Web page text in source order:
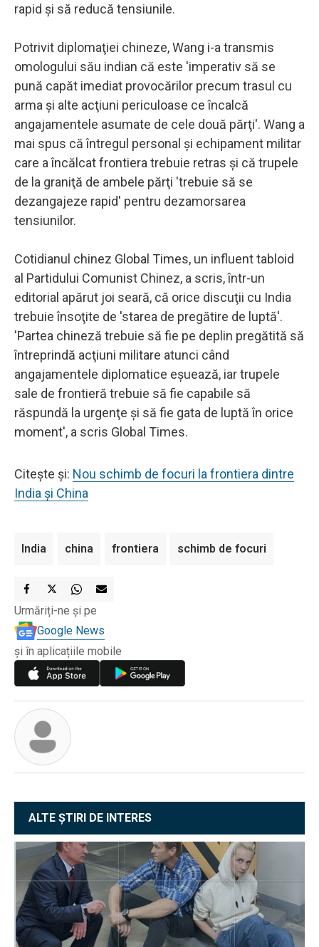
rapid şi să reducă tensiunile.
Potrivit diplomaţiei chineze, Wang i-a transmis
omologului său indian că este 'imperativ să se
pună capăt imediat provocărilor precum trasul cu
arma şi alte acţiuni periculoase ce încalcă
angajamentele asumate de cele două părţi'. Wang a
mai spus că întregul personal şi echipament militar
care a încălcat frontiera trebuie retras şi că trupele
de la graniţă de ambele părţi 'trebuie să se
dezangajeze rapid' pentru dezamorsarea
tensiunilor.
Cotidianul chinez Global Times, un influent tabloid
al Partidului Comunist Chinez, a scris, într-un
editorial apărut joi seară, că orice discuţii cu India
trebuie însoţite de 'starea de pregătire de luptă'.
'Partea chineză trebuie să fie pe deplin pregătită să
întreprindă acţiuni militare atunci când
angajamentele diplomatice eşuează, iar trupele
sale de frontieră trebuie să fie capabile să
răspundă la urgenţe şi să fie gata de luptă în orice
moment', a scris Global Times.
Citește și: Nou schimb de focuri la frontiera dintre
India și China
India china frontiera schimb de focuri
Urmăriți-ne și pe
Google News
și în aplicațiile mobile
ALTE ȘTIRI DE INTERES